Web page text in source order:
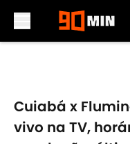
Cuiabá x
vivo na TV,